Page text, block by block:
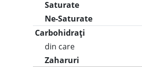
Saturate
Ne-Saturate
Carbohidrați
din care
Zaharuri